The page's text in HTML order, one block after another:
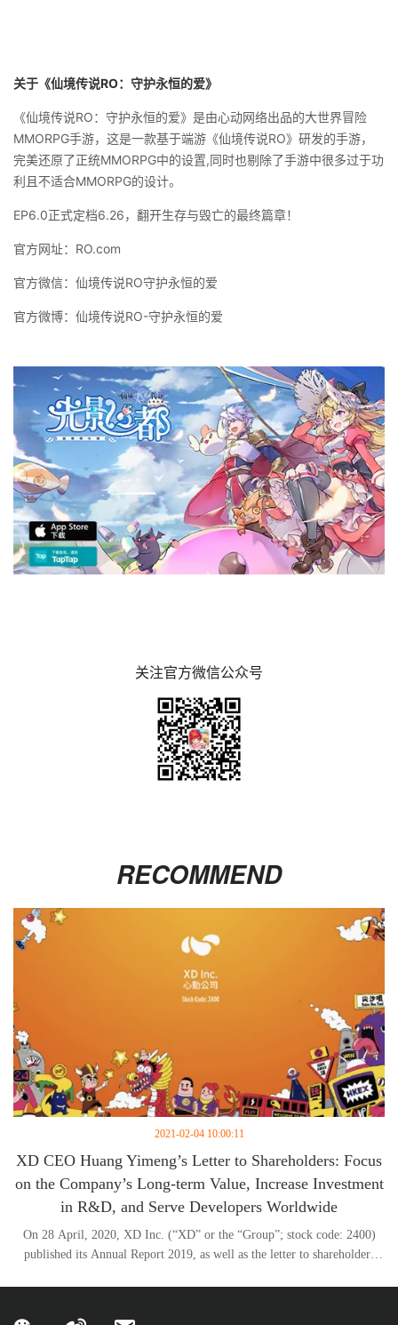
关于《仙境传说RO：守护永恒的爱》
《仙境传说RO：守护永恒的爱》是由心动网络出品的大世界冒险
MMORPG手游，这是一款基于端游《仙境传说RO》研发的手游，
完美还原了正统MMORPG中的设置,同时也剔除了手游中很多过于功
利且不适合MMORPG的设计。
EP6.0正式定档6.26，翻开生存与毁亡的最终篇章！
官方网址：RO.com
官方微信：仙境传说RO守护永恒的爱
官方微博：仙境传说RO-守护永恒的爱
关注官方微信公众号
RECOMMEND
2021-02-04 10:00:11
XD CEO Huang Yimeng’s Letter to Shareholders: Focus
on the Company’s Long-term Value, Increase Investment
in R&D, and Serve Developers Worldwide
On 28 April, 2020, XD Inc. (“XD” or the “Group”; stock code: 2400)
published its Annual Report 2019, as well as the letter to shareholders